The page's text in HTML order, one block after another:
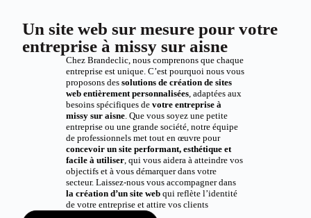
Un site web sur mesure pour votre
entreprise à missy sur aisne
Chez Brandeclic, nous comprenons que chaque
entreprise est unique. C’est pourquoi nous vous
proposons des solutions de création de sites
web entièrement personnalisées, adaptées aux
besoins spécifiques de votre entreprise à
missy sur aisne. Que vous soyez une petite
entreprise ou une grande société, notre équipe
de professionnels met tout en œuvre pour
concevoir un site performant, esthétique et
facile à utiliser, qui vous aidera à atteindre vos
objectifs et à vous démarquer dans votre
secteur. Laissez-nous vous accompagner dans
la création d’un site webqui reflète l’identité
de votre entreprise et attire vos clients